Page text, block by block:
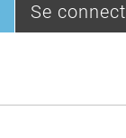
Se